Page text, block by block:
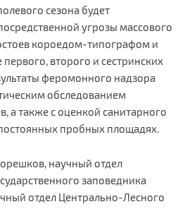
сезона будет
угрозы массового
короедом-типографом и
второго и сестринских
феромонного надзора
обследованием
а также с оценкой санитарного
пробных площадях.
научный отдел
заповедника
отдел Центрально-Лесного